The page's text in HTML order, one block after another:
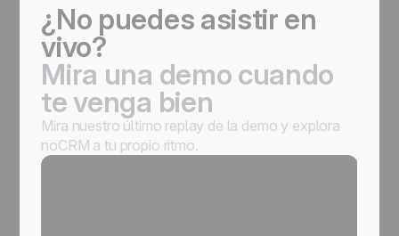
¿No puedes asistir en
vivo?
Mira una demo cuando
te venga bien
Mira nuestro último replay de la demo y explora
noCRM a tu propio ritmo.